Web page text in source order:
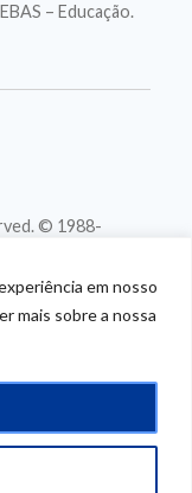
em nosso
mais sobre a nossa
– Educação.
© 1988-